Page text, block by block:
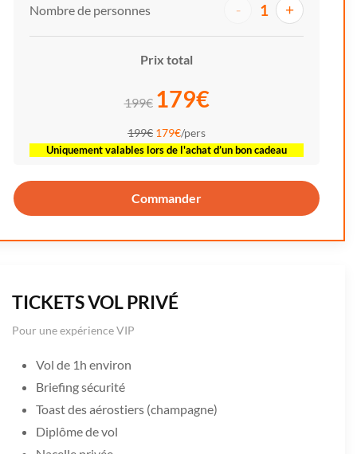
Nombre de personnes - 1 +
Prix total
199€ 179€
199€ 179€/pers
Uniquement valables lors de l'achat d’un bon cadeau
Commander
TICKETS VOL PRIVÉ
Pour une expérience VIP
Vol de 1h environ
Briefing sécurité
Toast des aérostiers (champagne)
Diplôme de vol